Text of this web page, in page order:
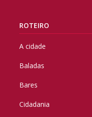
ROTEIRO
A cidade
Baladas
Bares
Cidadania